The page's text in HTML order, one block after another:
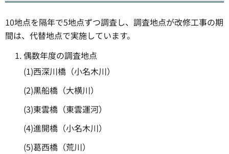
10地点を隔年で5地点ずつ調査し、調査地点が改修工事の期
間は、代替地点で実施しています。
偶数年度の調査地点
(1)西深川橋（小名木川）
(2)黒船橋（大横川）
(3)東雲橋（東雲運河）
(4)進開橋（小名木川）
(5)葛西橋（荒川）